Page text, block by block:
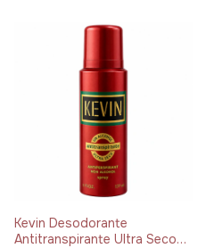
Kevin Desodorante
Antitranspirante Ultra Seco